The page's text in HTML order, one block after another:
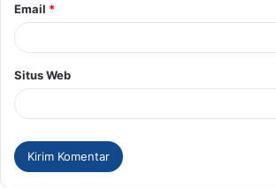
Email *
Situs Web